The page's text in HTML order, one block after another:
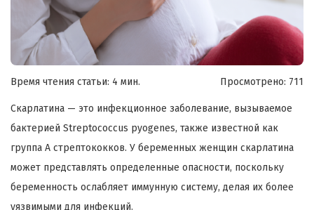
Время чтения статьи: 4 мин. Просмотрено: 711
Скарлатина — это инфекционное заболевание, вызываемое
бактерией Streptococcus pyogenes, также известной как
группа A стрептококков. У беременных женщин скарлатина
может представлять определенные опасности, поскольку
беременность ослабляет иммунную систему, делая их более
уязвимыми для инфекций.